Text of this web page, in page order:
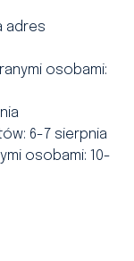
adres
osobami:
6-7 sierpnia
osobami: 10-